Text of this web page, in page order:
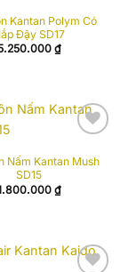
wishlist
Kantan Polym Có
Đậy SD17
₫
wishlist
Nấm Kantan Mush
SD15
₫